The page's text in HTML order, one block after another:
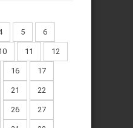
5 6
11 12
16 17
21 22
26 27